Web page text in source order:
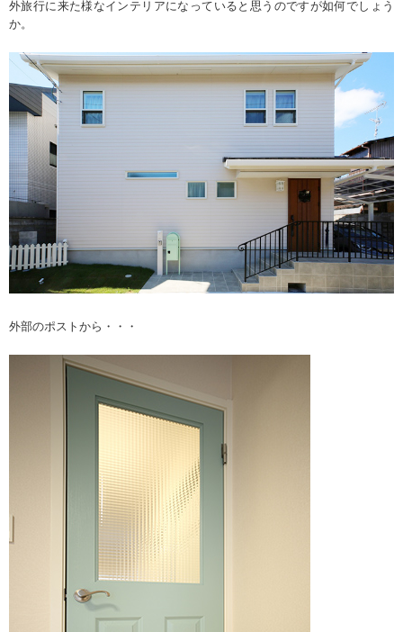
外旅行に来た様なインテリアになっていると思うのですが如何でしょう
か。
外部のポストから・・・